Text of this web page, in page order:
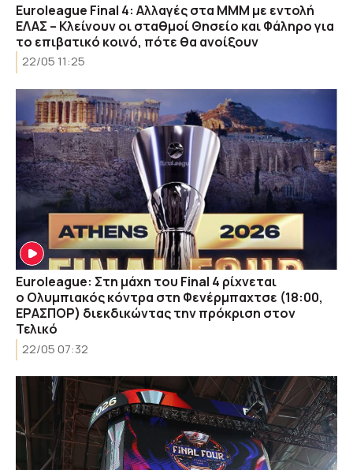
Εuroleague Final 4: Αλλαγές στα ΜΜΜ με εντολή
ΕΛΑΣ – Κλείνουν οι σταθμοί Θησείο και Φάληρο για
το επιβατικό κοινό, πότε θα ανοίξουν
22/05 11:25
Euroleague: Στη μάχη του Final 4 ρίχνεται
ο Oλυμπιακός κόντρα στη Φενέρμπαχτσε (18:00,
ΕΡΑΣΠΟΡ) διεκδικώντας την πρόκριση στον
Τελικό
22/05 07:32